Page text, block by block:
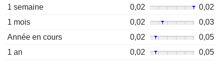
1 semaine 0,02
0,02
1 mois
0,02
0,03
Année en cours
0,02
0,05
1 an
0,02
0,05